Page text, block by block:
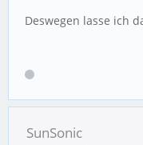
Deswegen lasse ich
SunSonic